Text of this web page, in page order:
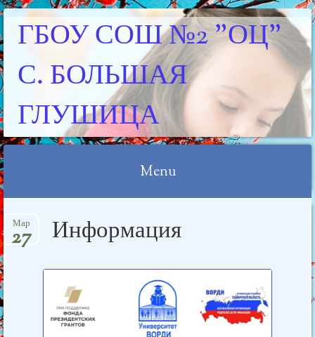
ГБОУ СОШ №2 "ОЦ"
С. БОЛЬШАЯ
ГЛУШИЦА
Menu
to
content
Информация
Мар
27